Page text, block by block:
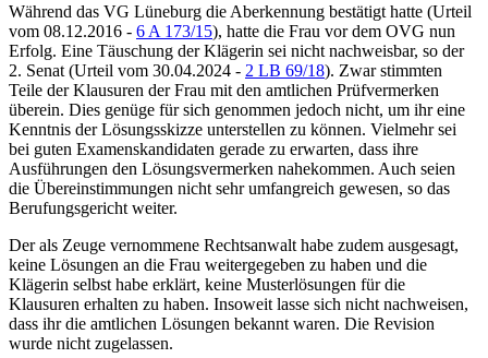
Während das VG Lüneburg die Aberkennung bestätigt hatte (Urteil
vom 08.12.2016 - 6 A 173/15), hatte die Frau vor dem OVG nun
Erfolg. Eine Täuschung der Klägerin sei nicht nachweisbar, so der
2. Senat (Urteil vom 30.04.2024 - 2 LB 69/18). Zwar stimmten
Teile der Klausuren der Frau mit den amtlichen Prüfvermerken
überein. Dies genüge für sich genommen jedoch nicht, um ihr eine
Kenntnis der Lösungsskizze unterstellen zu können. Vielmehr sei
bei guten Examenskandidaten gerade zu erwarten, dass ihre
Ausführungen den Lösungsvermerken nahekommen. Auch seien
die Übereinstimmungen nicht sehr umfangreich gewesen, so das
Berufungsgericht weiter.
Der als Zeuge vernommene Rechtsanwalt habe zudem ausgesagt,
keine Lösungen an die Frau weitergegeben zu haben und die
Klägerin selbst habe erklärt, keine Musterlösungen für die
Klausuren erhalten zu haben. Insoweit lasse sich nicht nachweisen,
dass ihr die amtlichen Lösungen bekannt waren. Die Revision
wurde nicht zugelassen.